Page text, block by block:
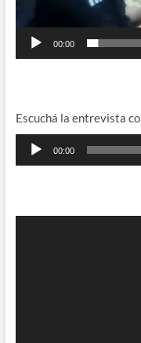
00:00
Escuchá la entrevista
Reproductor
00:00